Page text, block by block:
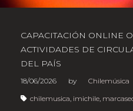
CAPACITACIÓN ONLINE
ACTIVIDADES DE
DEL PAÍS
18/06/2026 by Chilemúsica
chilemusica, imichile,